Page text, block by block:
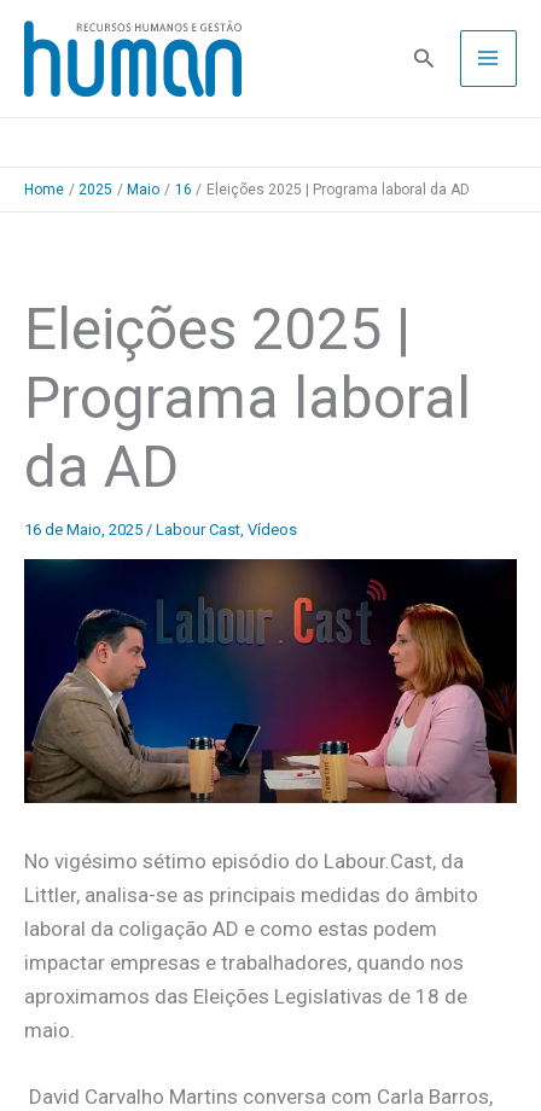
Skip
content
Pesquisa
Home 2025 Maio 16 Eleições 2025 | Programa laboral da AD
Eleições 2025 |
Programa laboral
da AD
16 de Maio, 2025 / Labour Cast Vídeos
No vigésimo sétimo episódio do Labour.Cast, da
Littler, analisa-se as principais medidas do âmbito
laboral da coligação AD e como estas podem
impactar empresas e trabalhadores, quando nos
aproximamos das Eleições Legislativas de 18 de
maio.
David Carvalho Martins conversa com Carla Barros,